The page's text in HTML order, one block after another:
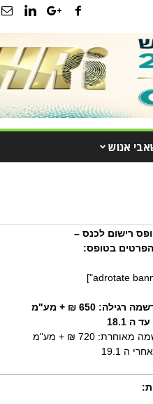
אנוש
רישום לכנס –
בטופס:
650 ₪ + מע"מ
ה 18.1
720 ₪ + מע"מ
ה 19.1